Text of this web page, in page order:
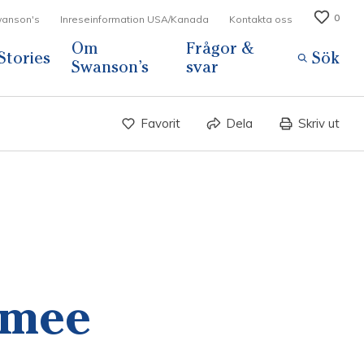
Inreseinformation USA/Kanada Kontakta oss 0
Om
Swanson’s
Frågor &
svar
Sök
Favorit Dela Skriv ut